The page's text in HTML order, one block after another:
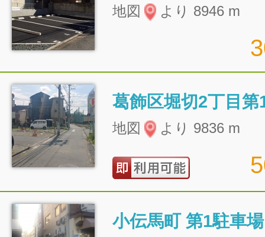
地図 より 8946 m
葛飾区堀切2丁目第
地図 より 9836 m
小伝馬町 第1駐車場